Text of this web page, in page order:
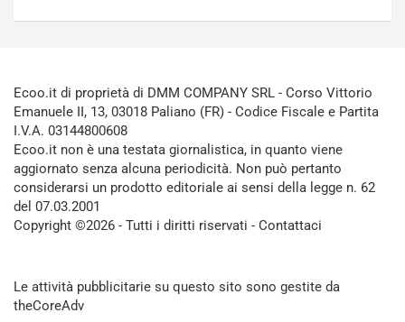
Ecoo.it di proprietà di DMM COMPANY SRL - Corso Vittorio
Emanuele II, 13, 03018 Paliano (FR) - Codice Fiscale e Partita
I.V.A. 03144800608
Ecoo.it non è una testata giornalistica, in quanto viene
aggiornato senza alcuna periodicità. Non può pertanto
considerarsi un prodotto editoriale ai sensi della legge n. 62
del 07.03.2001
Copyright ©2026 - Tutti i diritti riservati - Contattaci
Le attività pubblicitarie su questo sito sono gestite da
theCoreAdv